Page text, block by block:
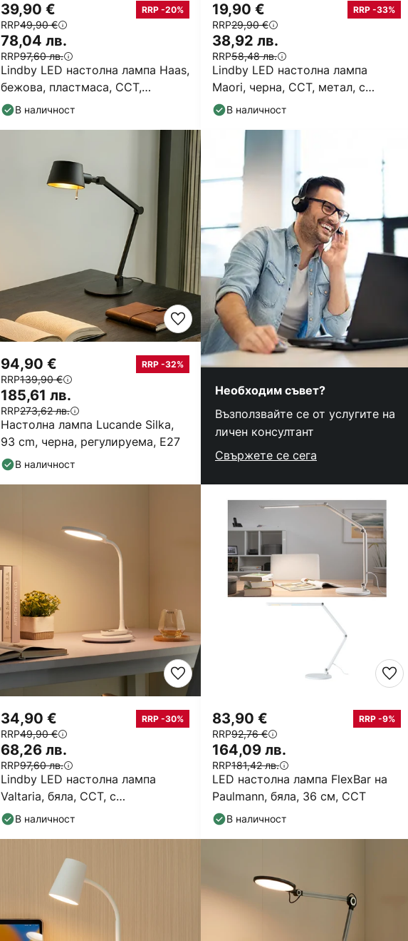
Lindby LED настолна лампа Haas,
бежова, пластмаса, CCT,
височина 39cm
39,90 € RRP -20%
RRP49,90 €
78,04 лв.
RRP97,60 лв.
В наличност
Lindby LED настолна лампа
Maori, черна, CCT, метал, с
регулиране на яркостта
19,90 € RRP -33%
RRP29,90 €
38,92 лв.
RRP58,48 лв.
В наличност
Настолна лампа Lucande Silka,
93 cm, черна, регулируема, E27
94,90 € RRP -32%
RRP139,90 €
185,61 лв.
RRP273,62 лв.
В наличност
Необходим съвет?
Възползвайте се от услугите на
личен консултант
Свържете се сега
Lindby LED настолна лампа
Valtaria, бяла, CCT, с
възможност за димиране
34,90 € RRP -30%
RRP49,90 €
68,26 лв.
RRP97,60 лв.
В наличност
LED настолна лампа FlexBar на
Paulmann, бяла, 36 см, CCT
83,90 € RRP -9%
RRP92,76 €
164,09 лв.
RRP181,42 лв.
В наличност